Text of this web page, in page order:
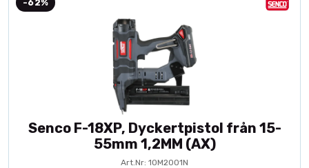
-62%
Senco F-18XP, Dyckertpistol från 15-
55mm 1,2MM (AX)
Art.Nr: 10M2001N